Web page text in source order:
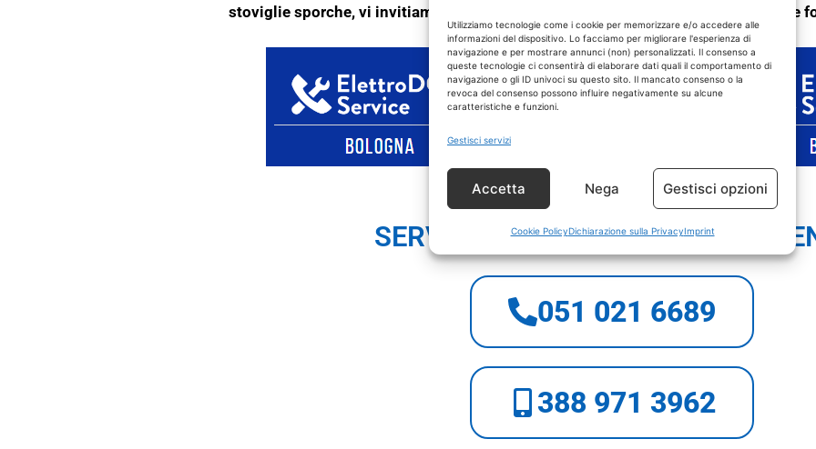
Utilizziamo tecnologie come i cookie per memorizzare e/o accedere alle
informazioni del dispositivo. Lo facciamo per migliorare l'esperienza di
navigazione e per mostrare annunci (non) personalizzati. Il consenso a
queste tecnologie ci consentirà di elaborare dati quali il comportamento di
navigazione o gli ID univoci su questo sito. Il mancato consenso o la
revoca del consenso possono influire negativamente su alcune
caratteristiche e funzioni.
Gestisci servizi
Accetta Nega Gestisci opzioni
Cookie PolicyDichiarazione sulla PrivacyImprint
stoviglie sporche, vi invitiamo a contattare
e
SERVIZIO CLIENTI E
051 021 6689
388 971 3962